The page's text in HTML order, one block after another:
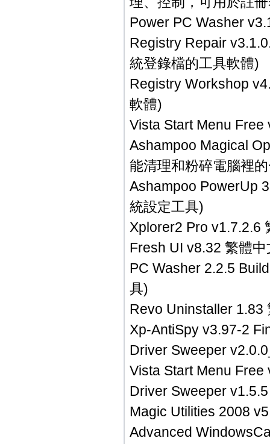
Power PC Washer
Registry Repair
統登錄檔的工具軟體)
Registry Workshop
軟體)
Vista Start Menu
Ashampoo Magical
能清理和粉碎電腦裡
Ashampoo PowerUp
統設定工具)
Xplorer2 Pro v1.7.2.6
Fresh UI v8.32 繁體
PC Washer 2.2.5
具)
Revo Uninstaller 1.83
Xp-AntiSpy v3.97-2
Driver Sweeper
Vista Start Menu
Driver Sweeper
Magic Utilities 2008
Advanced